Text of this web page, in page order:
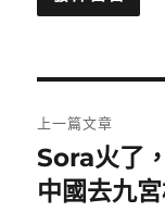
章
導
上一篇文章
上
一
Sora火了
中國去九